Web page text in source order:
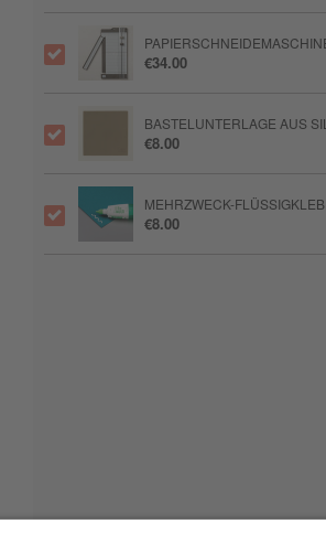
€34.00
BASTELUNTERLAGE AUS
€8.00
MEHRZWECK-
€8.00